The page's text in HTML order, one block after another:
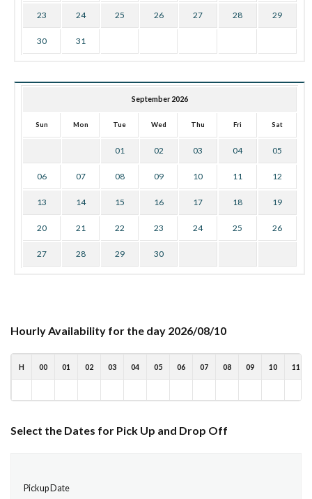
23 24 25 26 27 28 29
30 31
September 2026
Sun Mon Tue Wed Thu Fri Sat
01 02 03 04 05
06 07 08 09 10 11 12
13 14 15 16 17 18 19
20 21 22 23 24 25 26
27 28 29 30
Hourly Availability for the day 2026/08/10
H 00 01 02 03 04 05 06 07 08 09 10 11
Select the Dates for Pick Up and Drop Off
Pickup Date